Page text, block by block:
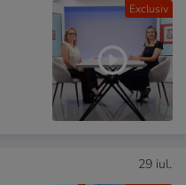
Exclusiv
29 iul.